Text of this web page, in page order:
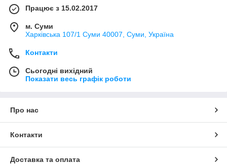
Працює з 15.02.2017
м. Суми
Харківська 107/1 Суми 40007, Суми, Україна
Контакти
Сьогодні вихідний
Показати весь графік роботи
Про нас
Контакти
Доставка та оплата